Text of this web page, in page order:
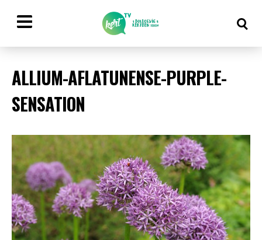
ALLIUM-AFLATUNENSE-PURPLE-
SENSATION